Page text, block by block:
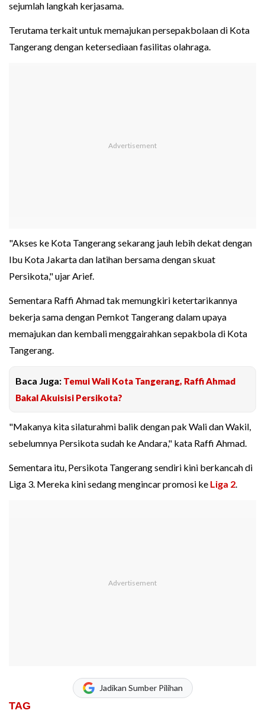
sejumlah langkah kerjasama.
Terutama terkait untuk memajukan persepakbolaan di Kota
Tangerang dengan ketersediaan fasilitas olahraga.
"Akses ke Kota Tangerang sekarang jauh lebih dekat dengan
Ibu Kota Jakarta dan latihan bersama dengan skuat
Persikota," ujar Arief.
Sementara Raffi Ahmad tak memungkiri ketertarikannya
bekerja sama dengan Pemkot Tangerang dalam upaya
memajukan dan kembali menggairahkan sepakbola di Kota
Tangerang.
Baca Juga: Temui Wali Kota Tangerang, Raffi Ahmad
Bakal Akuisisi Persikota?
"Makanya kita silaturahmi balik dengan pak Wali dan Wakil,
sebelumnya Persikota sudah ke Andara," kata Raffi Ahmad.
Sementara itu, Persikota Tangerang sendiri kini berkancah di
Liga 3. Mereka kini sedang mengincar promosi ke Liga 2
Jadikan Sumber Pilihan
TAG